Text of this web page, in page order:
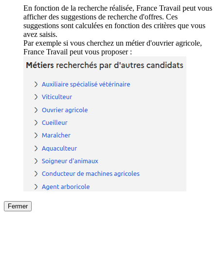
En fonction de la recherche réalisée, France Travail peut vous
afficher des suggestions de recherche d'offres. Ces
suggestions sont calculées en fonction des critères que vous
avez saisis.
Par exemple si vous cherchez un métier d'ouvrier agricole,
France Travail peut vous proposer :
Fermer